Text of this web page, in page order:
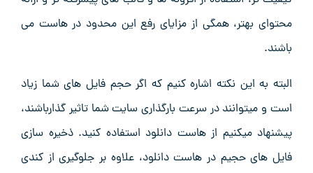
محتوای بهتر، همگی از مزایای رفع این محدود در هاست می
باشند.
البته به این نکته اشاره کنیم که اگر حجم فایل های شما زیاد
است و میتوانند در سرعت بارگذاری سایت شما تاثیر گذارباشند،
پیشنهاد میکنیم از هاست دانلود استفاده کنید. ذخیره سازی
فایل های حجیم در هاست دانلود، علاوه بر جلوگیری از کندی